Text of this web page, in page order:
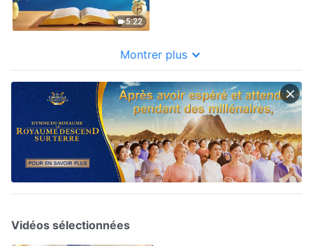
5:22
Montrer plus
Vidéos sélectionnées